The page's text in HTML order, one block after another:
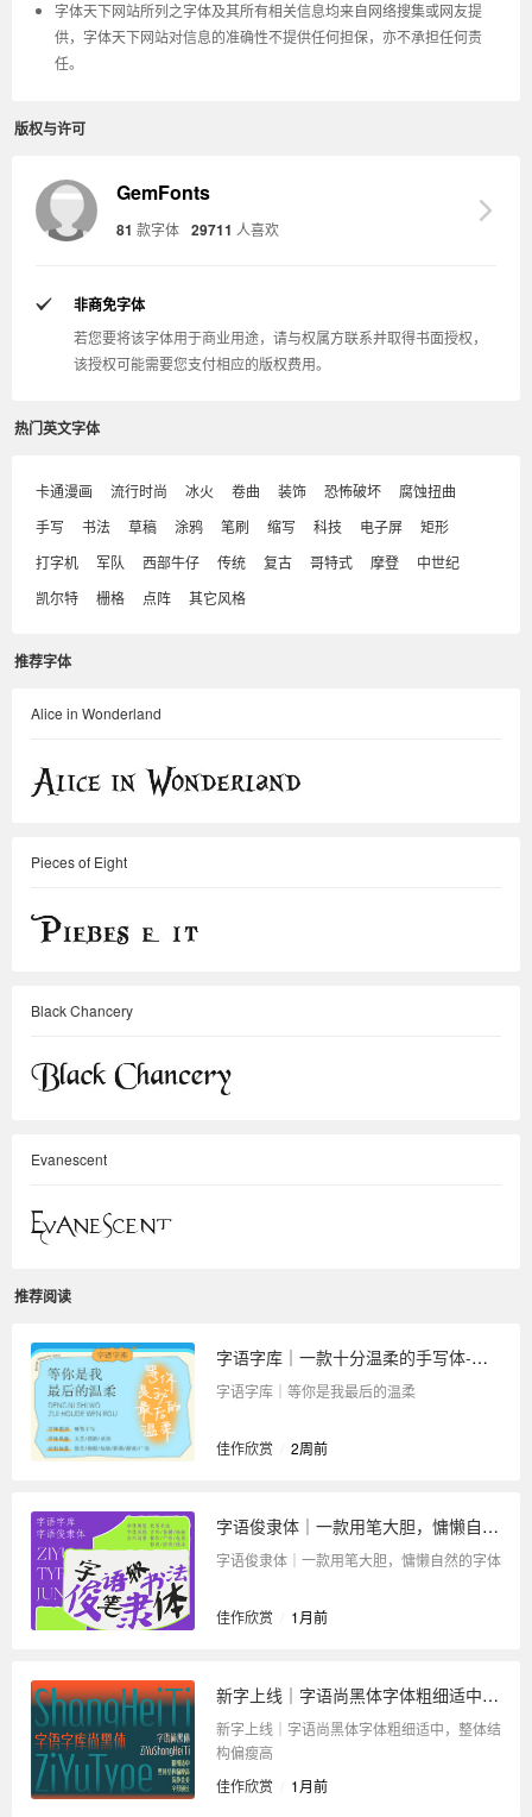
字体天下网站所列之字体及其所有相关信息均来自网络搜集或网友提
供，字体天下网站对信息的准确性不提供任何担保，亦不承担任何责
任。
版权与许可
GemFonts
81 款字体 29711 人喜欢
非商免字体
若您要将该字体用于商业用途，请与权属方联系并取得书面授权，
该授权可能需要您支付相应的版权费用。
热门英文字体
卡通漫画 流行时尚 冰火 卷曲 装饰 恐怖破坏
腐蚀扭曲
手写
书法 草稿 涂鸦 笔刷 缩写 科技 电子屏
矩形
打字机
军队 西部牛仔 传统 复古 哥特式 摩登
中世纪
凯尔特
栅格 点阵 其它风格
推荐字体
Alice in Wonderland
Pieces of Eight
Black Chancery
Evanescent
推荐阅读
字语字库｜一款十分温柔的手写体-等你是我最后的温柔
字语字库｜等你是我最后的温柔
佳作欣赏 2周前
字语俊隶体｜一款用笔大胆，慵懒自然的字体
字语俊隶体｜一款用笔大胆，慵懒自然的字体
佳作欣赏 1月前
新字上线｜字语尚黑体字体粗细适中，整体结构偏瘦高
新字上线｜字语尚黑体字体粗细适中，整体结
构偏瘦高
佳作欣赏
1月前